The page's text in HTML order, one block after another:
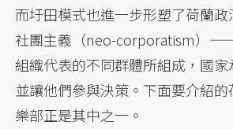
而圩田模式也進一步形塑了荷蘭
社團主義（neo-corporatism）
組織代表的不同群體所組成，國
並讓他們參與決策。下面要介紹
樂部正是其中之一。